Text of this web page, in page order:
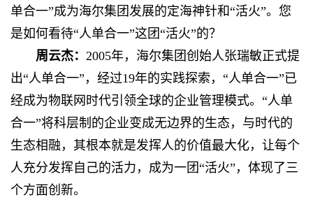
单合一”成为海尔集团发展的定海神针和“活火”。您
是如何看待“人单合一”这团“活火”的？
周云杰： 2005年，海尔集团创始人张瑞敏正式提
出“人单合一”，经过19年的实践探索，“人单合一”已
经成为物联网时代引领全球的企业管理模式。“人单
合一”将科层制的企业变成无边界的生态，与时代的
生态相融，其根本就是发挥人的价值最大化，让每个
人充分发挥自己的活力，成为一团“活火”，体现了三
个方面创新。